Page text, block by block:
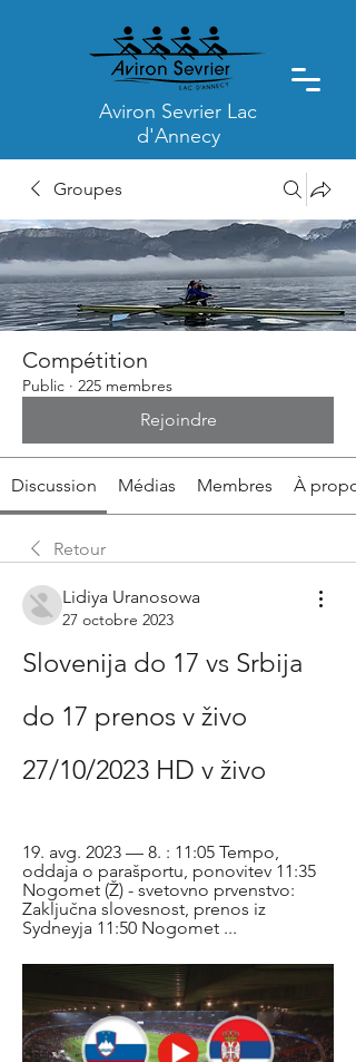
Aviron Sevrier Lac
d'Annecy
Groupes
Compétition
Public · 225 membres
Rejoindre
Discussion Médias Membres À
Retour
Lidiya Uranosowa
27 octobre 2023
Slovenija do 17 vs Srbija
do 17 prenos v živo
27/10/2023 HD v živo
19. avg. 2023 — 8. : 11:05 Tempo,
oddaja o parašportu, ponovitev 11:35
Nogomet (Ž) - svetovno prvenstvo:
Zaključna slovesnost, prenos iz
Sydneyja 11:50 Nogomet ...